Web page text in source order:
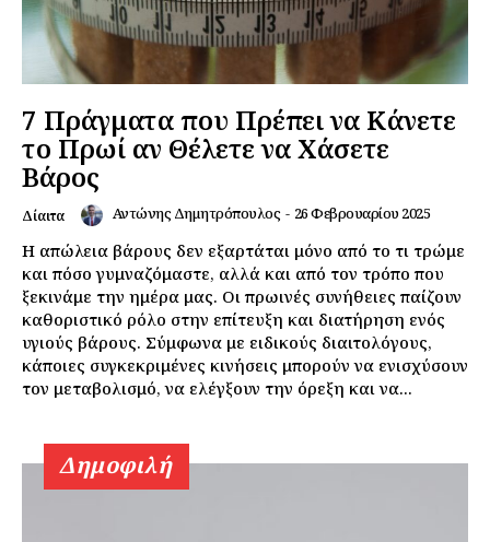
7 Πράγματα που Πρέπει να Κάνετε
το Πρωί αν Θέλετε να Χάσετε
Βάρος
Δίαιτα Αντώνης Δημητρόπουλος - 26 Φεβρουαρίου 2025
Η απώλεια βάρους δεν εξαρτάται μόνο από το τι τρώμε
και πόσο γυμναζόμαστε, αλλά και από τον τρόπο που
ξεκινάμε την ημέρα μας. Οι πρωινές συνήθειες παίζουν
καθοριστικό ρόλο στην επίτευξη και διατήρηση ενός
υγιούς βάρους. Σύμφωνα με ειδικούς διαιτολόγους,
κάποιες συγκεκριμένες κινήσεις μπορούν να ενισχύσουν
τον μεταβολισμό, να ελέγξουν την όρεξη και να...
Δημοφιλή